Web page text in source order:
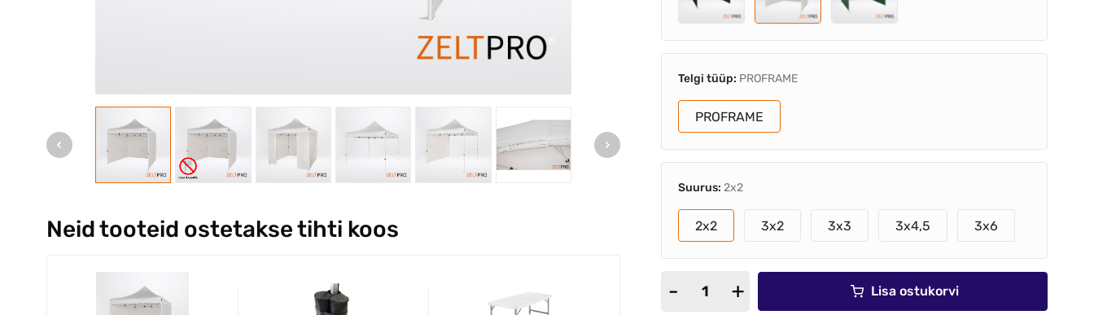
Neid tooteid ostetakse tihti koos
Telgi tüüp: PROFRAME
PROFRAME
Suurus: 2x2
2x2 3x2 3x3 3x4,5 3x6
Lisa ostukorvi